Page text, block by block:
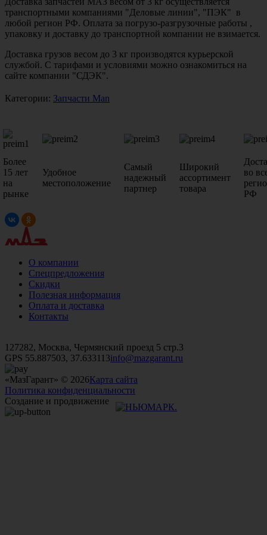
транспортными компаниями "Деловые линии", "ПЭК" в
любой регион РФ. Оплата за погрузо-разгрузочные работы ,
упаковку и доставку до транспортной компании не взимается.
Доставка грузов весом до 3 кг производятся курьерской
службой. С тарифами и условиями можно ознакомиться на
сайте компании "СДЭК".
Категории: Запчасти Man
Более
15 лет
на
рынке
Удобное
местоположение
Самый
надежный
партнер
Широкий
ассортимент
товара
во
РФ
О компании
Спецпредложения
Скидки
Полезная информация
Оплата и доставка
Контакты
127282, Москва, Чермянский проезд 5 стр.3
GPS 55.887503, 37.633113info@mazgarant.ru
«МазГарант» © 2026Карта сайта
Политика конфиденциальности
Создание и продвижение